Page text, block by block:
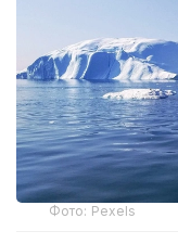
Фото: Pexels